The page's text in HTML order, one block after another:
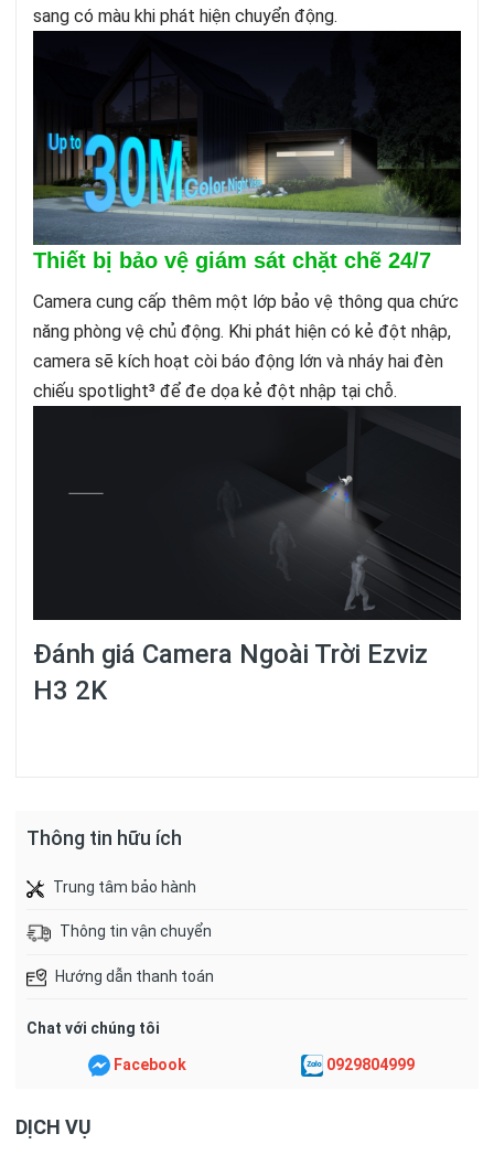
sang có màu khi phát hiện chuyển động.
Thiết bị bảo vệ giám sát chặt chẽ 24/7
Camera cung cấp thêm một lớp bảo vệ thông qua chức
năng phòng vệ chủ động. Khi phát hiện có kẻ đột nhập,
camera sẽ kích hoạt còi báo động lớn và nháy hai đèn
chiếu spotlight³ để đe dọa kẻ đột nhập tại chỗ.
Đánh giá Camera Ngoài Trời Ezviz
H3 2K
Thông tin hữu ích
Trung tâm bảo hành
Thông tin vận chuyển
Hướng dẫn thanh toán
Chat với chúng tôi
Facebook 0929804999
DỊCH VỤ